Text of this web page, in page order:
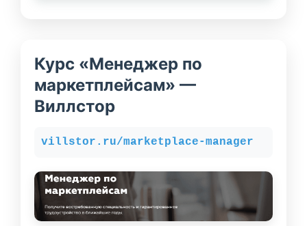
Курс «Менеджер по
маркетплейсам» —
Виллстор
villstor.ru/marketplace-manager